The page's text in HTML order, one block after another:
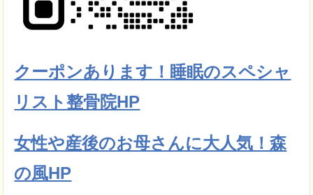
クーポンあります！睡眠のスペシャ
リスト整骨院HP
女性や産後のお母さんに大人気！森
の風HP